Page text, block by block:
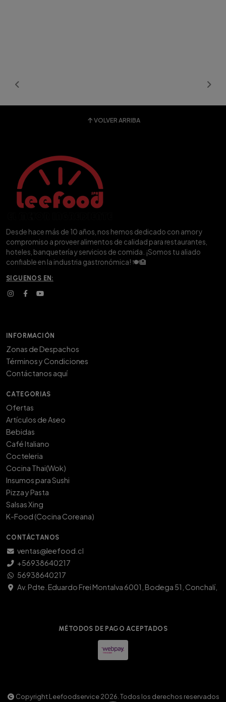
VOLVER ARRIBA
Desde hace más de 10 años, nos hemos dedicado con amor y
compromiso a proveer alimentos de calidad para restaurantes,
hoteles, banquetería y servicios de comida. ¡Somos tu aliado
confiable en la industria gastronómica! 🍽️🏨
SIGUENOS EN:
INFORMACIÓN
Zonas de Despachos
Términos y Condiciones
Contáctanos aquí
CATEGORIAS
Ofertas
Artículos de Aseo
Bebidas
Café Italiano
Cocteleria
Cocina Thai(Wok)
Insumos para Sushi
Pizza y Pasta
Salsas Xing
K-Food (Cocina Coreana)
CONTÁCTANOS
ventas@leefood.cl
+56938640217
56938640217
Av. Pdte. Eduardo Frei Montalva 6001, Bodega 51, Conchalí,
MÉTODOS DE PAGO ACEPTADOS
Copyright Leefoodservice 2026. Todos los derechos reservados